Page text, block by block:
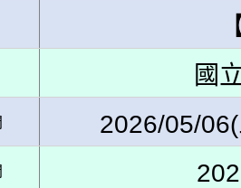
國
2026/05/